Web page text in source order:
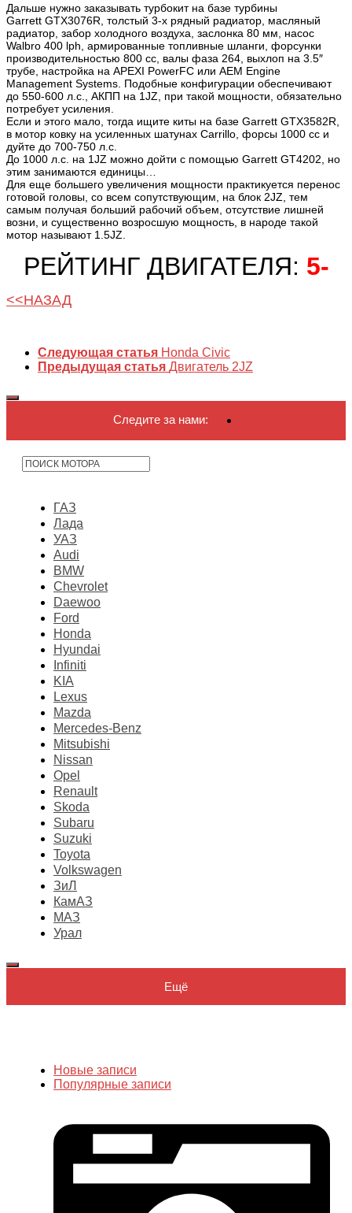
Дальше нужно заказывать турбокит на базе турбины
Garrett GTX3076R, толстый 3-х рядный радиатор, масляный
радиатор, забор холодного воздуха, заслонка 80 мм, насос
Walbro 400 lph, армированные топливные шланги, форсунки
производительностью 800 сс, валы фаза 264, выхлоп на 3.5″
трубе, настройка на APEXI PowerFC или AEM Engine
Management Systems. Подобные конфигурации обеспечивают
до 550-600 л.с., АКПП на 1JZ, при такой мощности, обязательно
потребует усиления.
Если и этого мало, тогда ищите киты на базе Garrett GTX3582R,
в мотор ковку на усиленных шатунах Carrillo, форсы 1000 сс и
дуйте до 700-750 л.с.
До 1000 л.с. на 1JZ можно дойти с помощью Garrett GT4202, но
этим занимаются единицы…
Для еще большего увеличения мощности практикуется перенос
готовой головы, со всем сопутствующим, на блок 2JZ, тем
самым получая больший рабочий объем, отсутствие лишней
возни, и существенно возросшую мощность, в народе такой
мотор называют 1.5JZ.
РЕЙТИНГ ДВИГАТЕЛЯ: 5-
<<НАЗАД
Следующая статья Honda Civic
Предыдущая статья Двигатель 2JZ
Следите за нами:
ГАЗ
Лада
УАЗ
Audi
BMW
Chevrolet
Daewoo
Ford
Honda
Hyundai
Infiniti
KIA
Lexus
Mazda
Mercedes-Benz
Mitsubishi
Nissan
Opel
Renault
Skoda
Subaru
Suzuki
Toyota
Volkswagen
ЗиЛ
КамАЗ
МАЗ
Урал
Ещё
Новые записи
Популярные записи